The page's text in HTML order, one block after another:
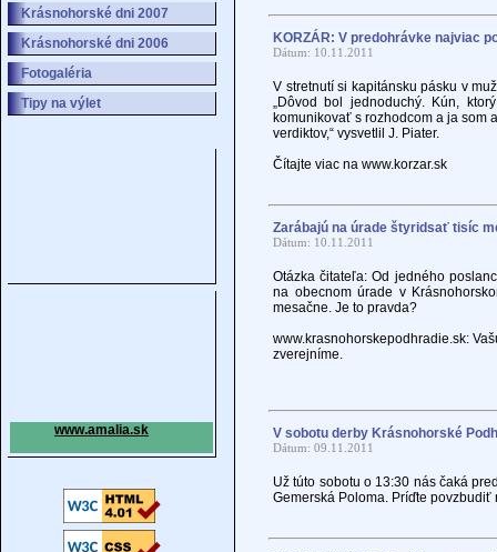
Krásnohorské dni 2007
Krásnohorské dni 2006
Fotogaléria
Tipy na výlet
www.amalia.sk
KORZÁR: V predohrávke najviac
Dátum: 10.11.2011
V stretnutí si kapitánsku pásku v
„Dôvod bol jednoduchý. Kún,
komunikovať s rozhodcom a ja som
verdiktov,“ vysvetlil J. Piater.
Čítajte viac na www.korzar.sk
Zarábajú na úrade štyridsať tisíc
Dátum: 10.11.2011
Otázka čitateľa: Od jedného
na obecnom úrade v
mesačne. Je to pravda?
www.krasnohorskepodhradie.sk:
zverejníme.
V sobotu derby Krásnohorské
Dátum: 09.11.2011
Už túto sobotu o 13:30 nás čaká
Gemerská Poloma. Príďte povzbudiť